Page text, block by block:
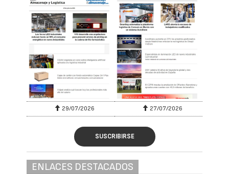
29/07/2026 27/07/2026
SUSCRIBIRSE
ENLACES DESTACADOS